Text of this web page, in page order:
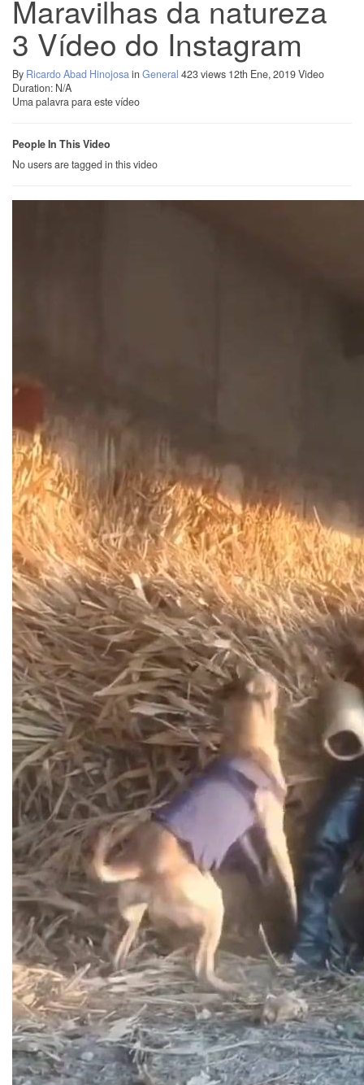
Maravilhas da natureza
3 Vídeo do Instagram
By Ricardo Abad Hinojosa in General 423 views 12th Ene, 2019Video
Duration: N/A
Uma palavra para este vídeo
People In This Video
No users are tagged in this video